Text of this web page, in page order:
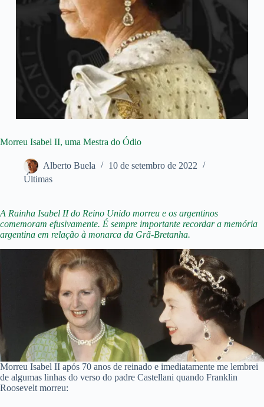
Morreu Isabel II, uma Mestra do Ódio
Alberto Buela
10 de setembro de 2022
Últimas
A Rainha Isabel II do Reino Unido morreu e os argentinos
comemoram efusivamente. É sempre importante recordar a memória
argentina em relação à monarca da Grã-Bretanha.
Morreu Isabel II após 70 anos de reinado e imediatamente me lembrei
de algumas linhas do verso do padre Castellani quando Franklin
Roosevelt morreu: